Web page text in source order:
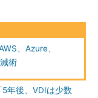
、Azure、
術
年後、VDIは少数